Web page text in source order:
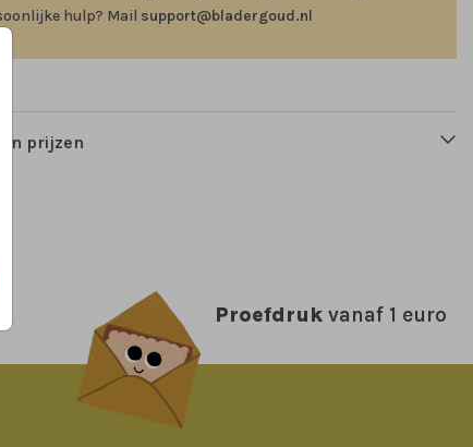
hulp? Mail support@bladergoud.nl
prijzen
Proefdruk vanaf 1 euro